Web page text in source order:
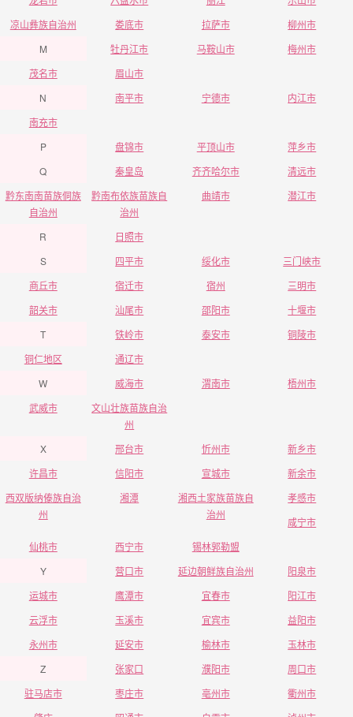
凉山彝族自治州
娄底市 拉萨市
柳州市
M
牡丹江市 马鞍山市
梅州市
茂名市
眉山市
N
南平市 宁德市
内江市
南充市
P
盘锦市 平顶山市
萍乡市
Q
秦皇岛 齐齐哈尔市
清远市
黔东南南苗族侗族
自治州
黔南布依族苗族自
治州
曲靖市 潜江市
R
日照市
S
四平市 绥化市
三门峡市
商丘市
宿迁市 宿州
三明市
韶关市
汕尾市 邵阳市
十堰市
T
铁岭市 泰安市
铜陵市
铜仁地区
通辽市
W
威海市 渭南市
梧州市
武威市
文山壮族苗族自治
州
X
邢台市 忻州市
新乡市
许昌市
信阳市 宣城市
新余市
西双版纳傣族自治
州
湘潭
湘西土家族苗族自
治州
孝感市
咸宁市
仙桃市
西宁市
锡林郭勒盟
Y
营口市 延边朝鲜族自治州
阳泉市
运城市
鹰潭市 宜春市
阳江市
云浮市
玉溪市 宜宾市
益阳市
永州市
延安市 榆林市
玉林市
Z
张家口 濮阳市
周口市
驻马店市
枣庄市 亳州市
衢州市